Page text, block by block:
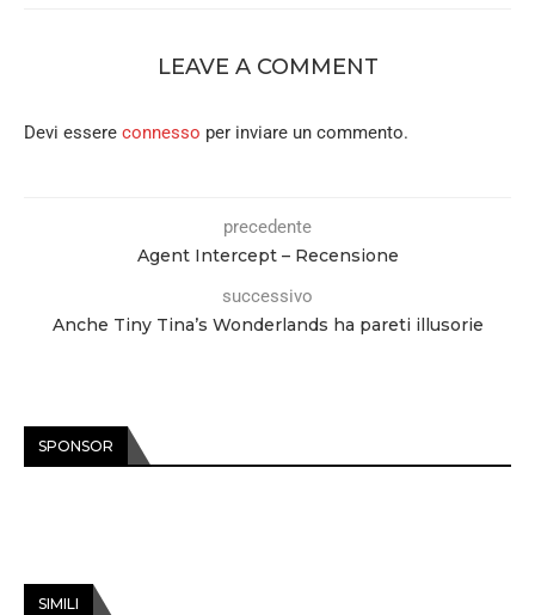
LEAVE A COMMENT
Devi essere connesso per inviare un commento.
precedente
Agent Intercept – Recensione
successivo
Anche Tiny Tina’s Wonderlands ha pareti illusorie
SPONSOR
SIMILI